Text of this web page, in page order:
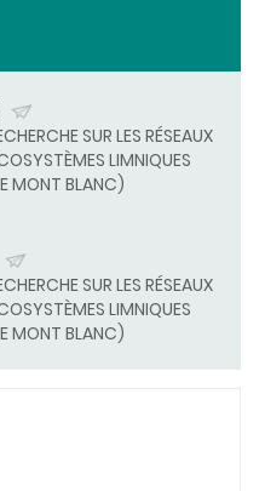
SUR LES RÉSEAUX
LIMNIQUES
MONT BLANC)
SUR LES RÉSEAUX
LIMNIQUES
MONT BLANC)